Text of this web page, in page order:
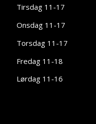
Tirsdag 11-17
Onsdag 11-17
Torsdag 11-17
Fredag 11-18
Lørdag 11-16